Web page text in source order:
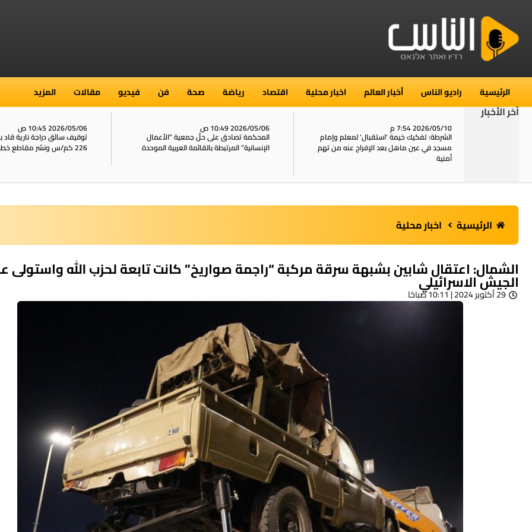
الرئيسية راديو الناس أخبار العالم اخبار محلية اقتصاد رياضة صحة فن فيديو مقالات المزيد
آخر الأخبار
2026/05/10 7:54 م
الشرطة: تفكيك خيمة ‘استقبال‘ لمعلم وإمام
مسجد في عين ماهل بعد الإفراج عنه من تهم
أمنية
2026/05/06 10:49 ص
المحكمة تصادق على حلّ جمعية “الأعمال
الإنسانية” المرتبطة بالقائمة العربية الموحدة
2026/05/06 10:45 ص
توقيف سائق دراجة نارية
226 كم/س ونشر مقاطع خطيرة على الشبكات
الرئيسية اخبار محلية
الشمال: اعتقال شابين بشبهة سرقة مركبة “راجمة صواريخ” كانت تابعة لحزب الله واستولى
الجيش الاسرائيلي
29 أكتوبر 2024 | 10:11 صباحًا